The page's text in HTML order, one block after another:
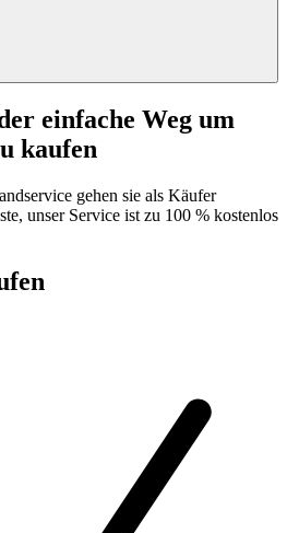
einfache Weg um
kaufen
gehen sie als Käufer
unser Service ist zu 100 % kostenlos